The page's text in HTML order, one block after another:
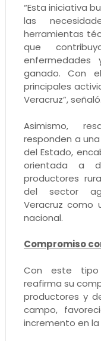
“Esta iniciativa
las
herramientas
que
ganado. Con
principales
Veracruz”, señaló.
Asimismo,
responden a
del Estado,
orientada a
productores
del sector
Veracruz como
nacional.
Compromiso
Con este tipo
reafirma su
productores y
campo,
incremento en